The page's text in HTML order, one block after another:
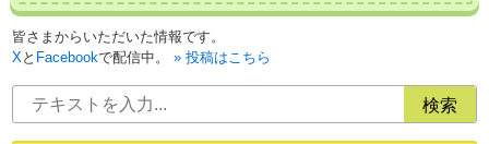
皆さまからいただいた情報です。
Xと Facebookで配信中。 投稿はこちら